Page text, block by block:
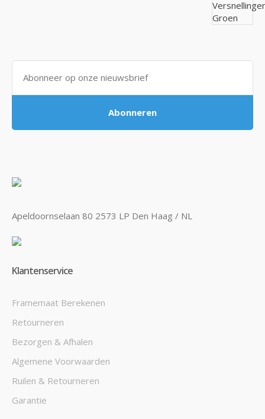
Abonneren
Apeldoornselaan 80 2573 LP Den Haag / NL
Klantenservice
Framemaat Berekenen
Retourneren
Bezorgen & Afhalen
Algemene Voorwaarden
Ruilen & Retourneren
Garantie